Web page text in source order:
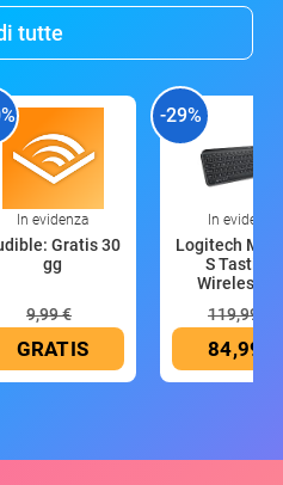
tutte
In evidenza
Gratis 30
gg
9,99 €
GRATIS
-29%
In evidenza
Logitech MX
S Tastiera
Wireless
119,99 €
84,99 €